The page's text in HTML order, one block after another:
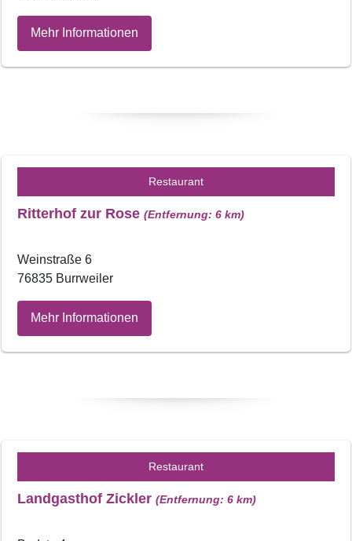
Mehr Informationen
Restaurant
Ritterhof zur Rose (Entfernung: 6 km)
Weinstraße 6
76835 Burrweiler
Mehr Informationen
Restaurant
Landgasthof Zickler (Entfernung: 6 km)